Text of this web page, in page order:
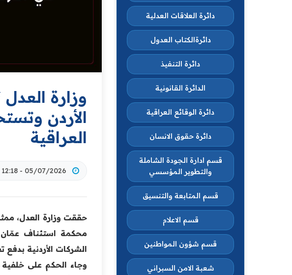
وزارة
الأردن
العراقية
05/07/2026 - 12:18 مساءً
حققت وزارة العدل،
محكمة استئناف عمّان
الشركات الأردنية
وجاء الحكم على خلفية
دائرة العلاقات العدلية
دائرةالكتاب العدول
دائرة التنفيذ
الدائرة القانونية
دائرة الوقائع العراقية
دائرة حقوق الانسان
قسم ادارة الجودة الشاملة
والتطوير المؤسسي
قسم المتابعة والتنسيق
قسم الاعلام
قسم شؤون المواطنين
شعبة الامن السبراني